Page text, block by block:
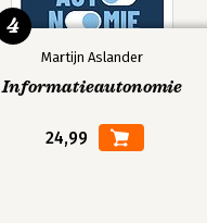
Martijn Aslander
Informatieautonomie
24,99
4